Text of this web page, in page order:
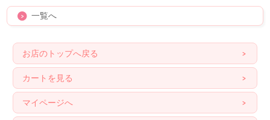
一覧へ
お店のトップへ戻る
カートを見る
マイページへ